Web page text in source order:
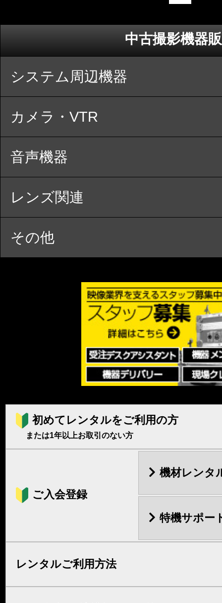
中古撮影機器
システム周辺機器
カメラ・VTR
音声機器
レンズ関連
その他
初めてレンタルをご利用の方
または1年以上お取引のない方
ご入会登録
機材レンタ
特機サポー
レンタルご利用方法